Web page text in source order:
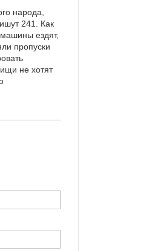
народа,
241. Как
ездят,
пропуски
не хотят